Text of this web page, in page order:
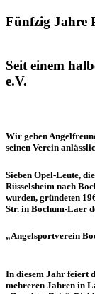
Fünfzig Jahre
Seit einem
e.V.
Wir geben
seinen Verein
Sieben Opel-Leute,
Rüsselsheim nach
wurden, gründeten
Str. in Bochum-Laer
„Angelsportverein
In diesem Jahr feiert
mehreren Jahren in